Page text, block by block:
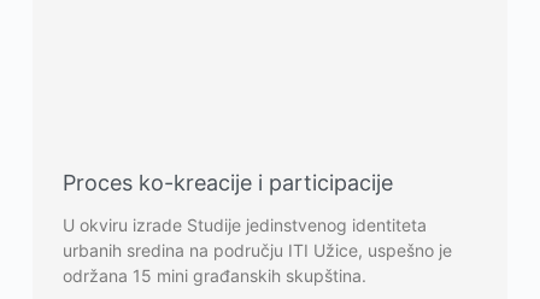
Proces ko-kreacije i participacije
U okviru izrade Studije jedinstvenog identiteta
urbanih sredina na području ITI Užice, uspešno je
održana 15 mini građanskih skupština.